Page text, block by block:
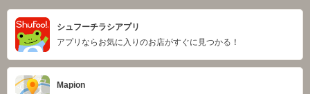
シュフーチラシアプリ
アプリならお気に入りのお店がすぐに見つかる！
Mapion